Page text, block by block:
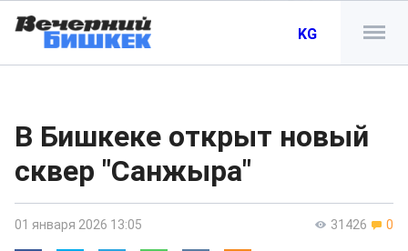
KG
В Бишкеке открыт новый
сквер "Санжыра"
31426 0
01 января 2026 13:05